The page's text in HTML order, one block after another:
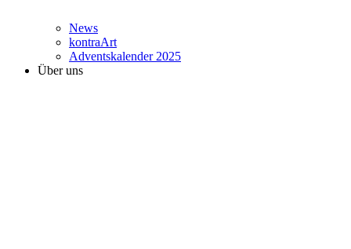
News
kontraArt
Adventskalender 2025
Über uns